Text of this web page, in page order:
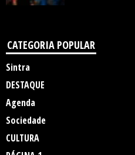
CATEGORIA POPULAR
Sintra
DESTAQUE
Agenda
Sociedade
CULTURA